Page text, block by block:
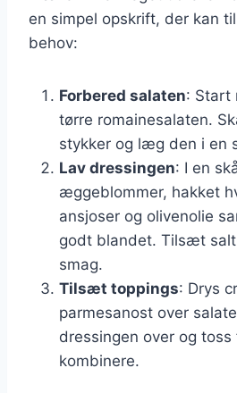
en simpel opskrift, der kan
behov:
Forbered salaten: Start
tørre romainesalaten.
stykker og læg den i en
Lav dressingen: I en
æggeblommer, hakket
ansjoser og olivenolie
godt blandet. Tilsæt
smag.
Tilsæt toppings: Drys
parmesanost over
dressingen over og
kombinere.